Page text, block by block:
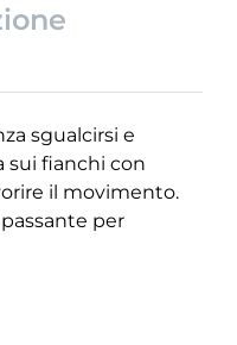
sgualcirsi e
sui fianchi con
il movimento.
per